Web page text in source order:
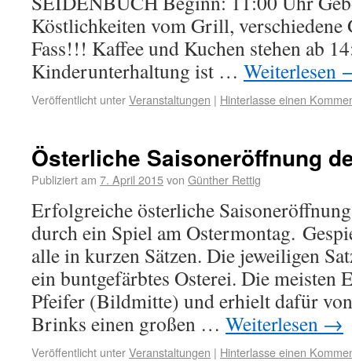
Köstlichkeiten vom Grill, verschiedene
Fass!!! Kaffee und Kuchen stehen ab
Kinderunterhaltung ist … Weiterlesen
Veröffentlicht unterVeranstaltungen | Hinterlasse einen
Österliche Saisoneröffnung
Publiziert am 7. April 2015von Günther Rettig
Erfolgreiche österliche
durch ein Spiel am Ostermontag.
alle in kurzen Sätzen. Die jeweiligen
ein buntgefärbtes Osterei. Die meisten
Pfeifer (Bildmitte) und erhielt dafür
Brinks einen großen … Weiterlesen →
Veröffentlicht unterVeranstaltungen | Hinterlasse einen